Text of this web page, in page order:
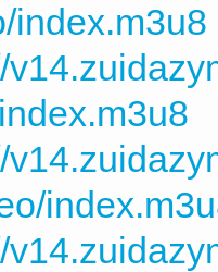
index.m3u8